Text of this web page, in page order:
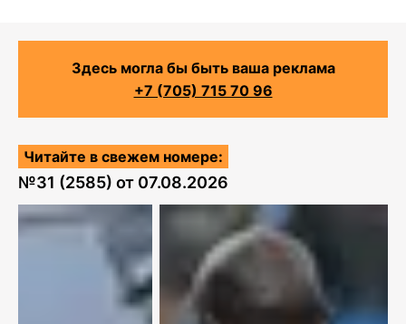
Здесь могла бы быть ваша реклама
+7 (705) 715 70 96
Читайте в свежем номере:
№31 (2585) от 07.08.2026